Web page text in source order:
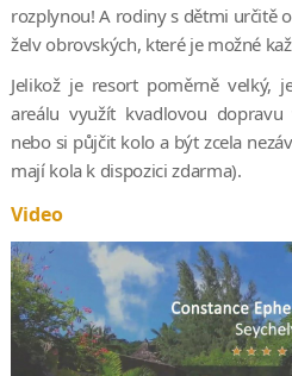
rozplynou! A rodiny s dětmi určitě
želv obrovských, které je možné
Jelikož je resort poměrně velký,
areálu využít kvadlovou
nebo si půjčit kolo a být zcela
mají kola k dispozici zdarma).
Video